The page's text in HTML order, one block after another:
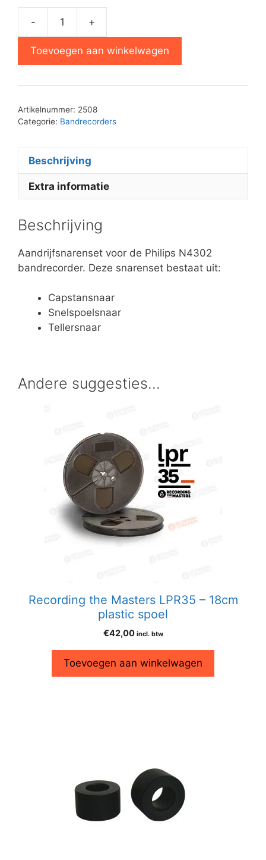
-
aandrijfsnaren
aantal
+
Toevoegen aan winkelwagen
Artikelnummer: 2508
Categorie: Bandrecorders
Beschrijving
Extra informatie
Beschrijving
Aandrijfsnarenset voor de Philips N4302
bandrecorder. Deze snarenset bestaat uit:
Capstansnaar
Snelspoelsnaar
Tellersnaar
Andere suggesties…
Recording the Masters LPR35 – 18cm
plastic spoel
€42,00 incl. btw
Toevoegen aan winkelwagen